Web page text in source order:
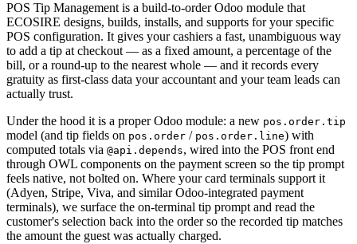
POS Tip Management is a build-to-order Odoo module that
ECOSIRE designs, builds, installs, and supports for your specific
POS configuration. It gives your cashiers a fast, unambiguous way
to add a tip at checkout — as a fixed amount, a percentage of the
bill, or a round-up to the nearest whole — and it records every
gratuity as first-class data your accountant and your team leads can
actually trust.
Under the hood it is a proper Odoo module: a new pos.order.tip
model (and tip fields on pos.order / pos.order.line) with
computed totals via @api.depends, wired into the POS front end
through OWL components on the payment screen so the tip prompt
feels native, not bolted on. Where your card terminals support it
(Adyen, Stripe, Viva, and similar Odoo-integrated payment
terminals), we surface the on-terminal tip prompt and read the
customer's selection back into the order so the recorded tip matches
the amount the guest was actually charged.